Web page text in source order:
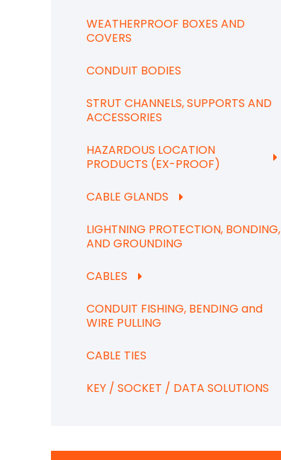
WEATHERPROOF BOXES AND
COVERS
CONDUIT BODIES
STRUT CHANNELS, SUPPORTS AND
ACCESSORIES
HAZARDOUS LOCATION
PRODUCTS (EX-PROOF)
CABLE GLANDS
LIGHTNING PROTECTION, BONDING,
AND GROUNDING
CABLES
CONDUIT FISHING, BENDING and
WIRE PULLING
CABLE TIES
KEY / SOCKET / DATA SOLUTIONS